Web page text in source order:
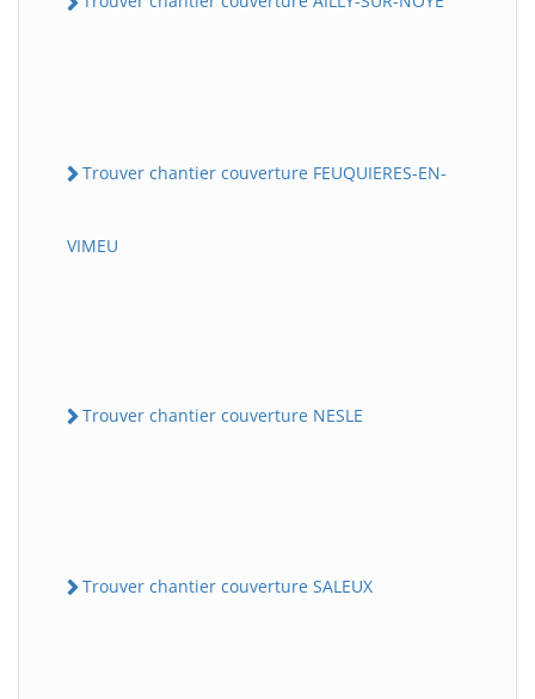
Trouver chantier couverture FEUQUIERES-EN-
VIMEU
Trouver chantier couverture NESLE
Trouver chantier couverture SALEUX